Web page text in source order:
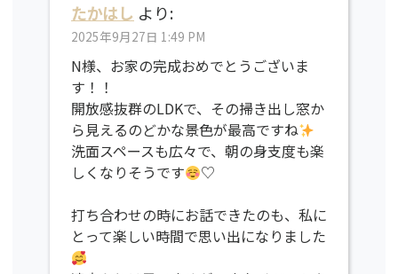
たかはし より:
2025年9月27日 1:49 PM
N様、お家の完成おめでとうございま
す！！
開放感抜群のLDKで、その掃き出し窓か
ら見えるのどかな景色が最高ですね
洗面スペースも広々で、朝の身支度も楽
しくなりそうです
♡
打ち合わせの時にお話できたのも、私に
とって楽しい時間で思い出になりました